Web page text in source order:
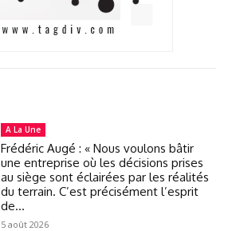
A La Une
Frédéric Augé : « Nous voulons bâtir
une entreprise où les décisions prises
au siège sont éclairées par les réalités
du terrain. C’est précisément l’esprit
de...
5 août 2026